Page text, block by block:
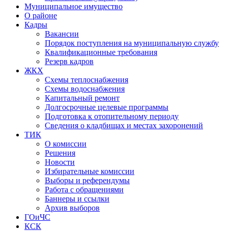
Муниципальное имущество
О районе
Кадры
Вакансии
Порядок поступления на муниципальную службу
Квалификационные требования
Резерв кадров
ЖКХ
Схемы теплоснабжения
Схемы водоснабжения
Капитальный ремонт
Долгосрочные целевые программы
Подготовка к отопительному периоду
Сведения о кладбищах и местах захоронений
ТИК
О комиссии
Решения
Новости
Избирательные комиссии
Выборы и референдумы
Работа с обращениями
Баннеры и ссылки
Архив выборов
ГОиЧС
КСК